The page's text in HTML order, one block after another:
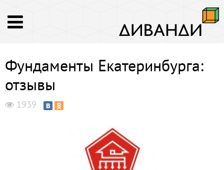
Фундаменты Екатеринбурга:
отзывы
1939